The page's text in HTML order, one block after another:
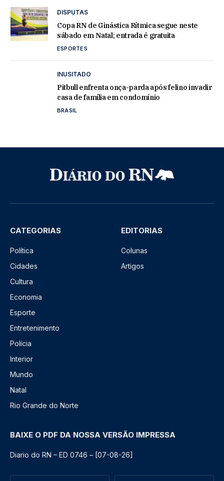
DISPUTAS
Copa RN de Ginástica Rítmica segue neste
sábado em Natal; entrada é gratuita
ESPORTES
INUSITADO
Pitbull enfrenta onça-parda após felino invadir
casa de família em condomínio
BRASIL
CATEGORIAS
Política
Cidades
Cultura
Economia
Esporte
Entretenimento
Polícia
Interior
Mundo
Natal
Rio Grande do Norte
EDITORIAS
Colunas
Artigos
BAIXE O PDF DA NOSSA VERSÃO IMPRESSA
Diario do RN – ED 0746 – [07-08-26]